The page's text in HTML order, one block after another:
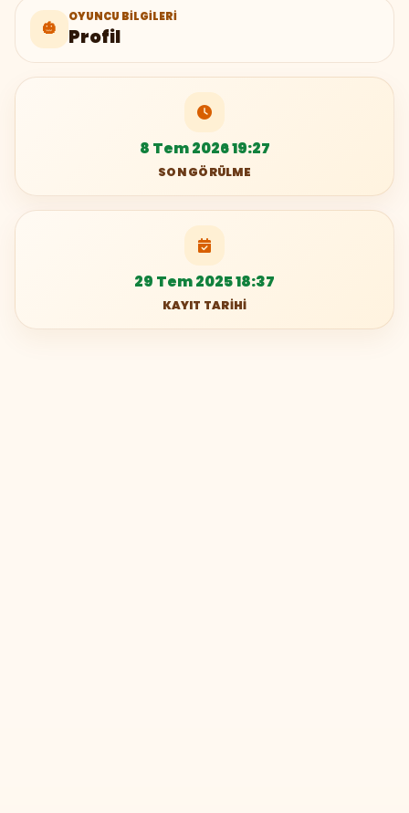
🎃
OYUNCU BILGILERI
Profil
8 Tem 2026 19:27
SON GÖRÜLME
29 Tem 2025 18:37
KAYIT TARIHI